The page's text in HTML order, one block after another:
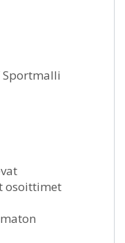
Sportmalli
osoittimet